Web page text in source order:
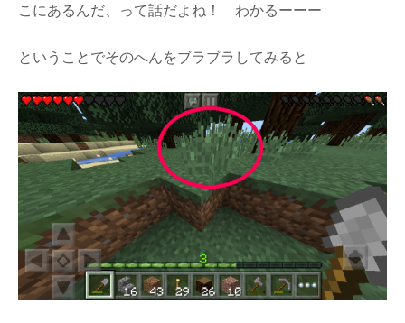
こにあるんだ、って話だよね！ わかるーーー
ということでそのへんをブラブラしてみると